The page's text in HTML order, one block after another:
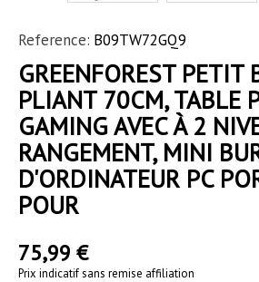
Reference: B09TW72GQ9
GREENFOREST PETIT
PLIANT 70CM, TABLE
GAMING AVEC À 2
RANGEMENT, MINI
D'ORDINATEUR PC
POUR
75,99 €
Prix indicatif sans remise affiliation